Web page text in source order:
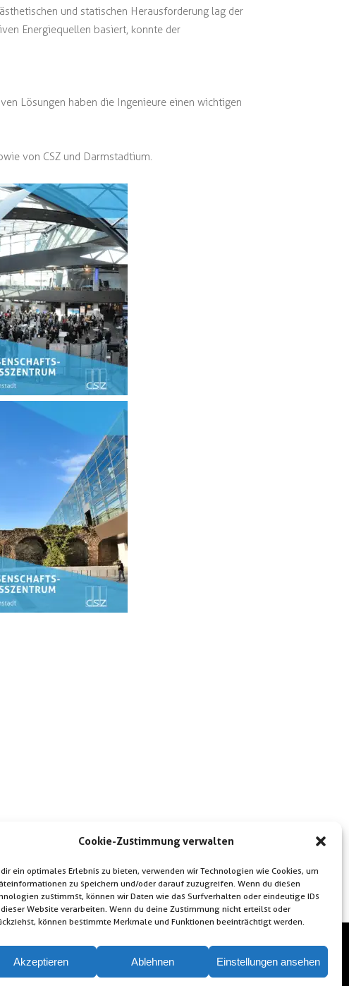
Cookie-Zustimmung verwalten
ein optimales Erlebnis zu bieten, verwenden wir Technologien wie Cookies, um
zu speichern und/oder darauf zuzugreifen. Wenn du diesen
zustimmst, können wir Daten wie das Surfverhalten oder eindeutige IDs
Website verarbeiten. Wenn du deine Zustimmung nicht erteilst oder
können bestimmte Merkmale und Funktionen beeinträchtigt werden.
Akzeptieren Ablehnen Einstellungen ansehen
und statischen Herausforderung lag der
Energiequellen basiert, konnte der
Lösungen haben die Ingenieure einen wichtigen
von CSZ und Darmstadtium.